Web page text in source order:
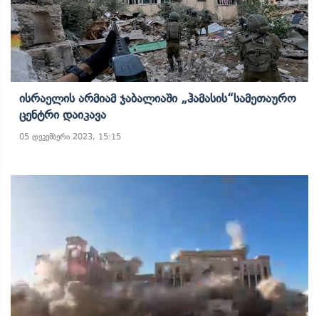
Ისრაელის Არმიამ Ჯაბალიაში „ჰამასის“სამეთაურო
Ცენტრი Დაიკავა
05 დეკემბერი 2023, 15:15